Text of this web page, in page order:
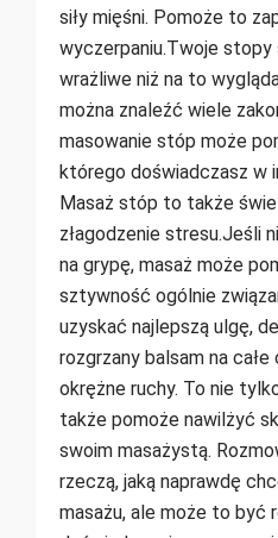
siły mięśni. Pomoże to
wyczerpaniu.Twoje stopy
wrażliwe niż na to
można znaleźć wiele
masowanie stóp może
którego doświadczasz w
Masaż stóp to także
złagodzenie stresu.Jeśli
na grypę, masaż może
sztywność ogólnie
uzyskać najlepszą ulgę,
rozgrzany balsam na całe
okrężne ruchy. To nie
także pomoże nawilżyć
swoim masażystą.
rzeczą, jaką naprawdę
masażu, ale może to być